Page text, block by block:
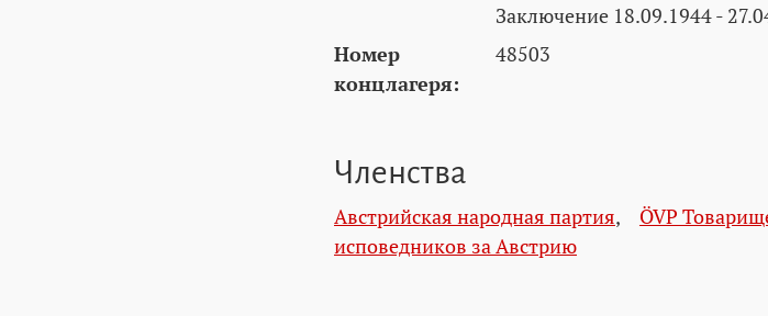
Заключение 18.09.1944 -
Номер
концлагеря:
48503
Членства
Австрийская народная партия, ÖVP
исповедников за Австрию